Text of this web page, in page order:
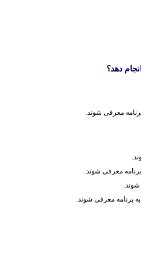
معرفی شوند.
معرفی شوند.
شوند.
برنامه معرفی شوند.